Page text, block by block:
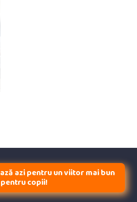
azi pentru un viitor mai bun
pentru copii!